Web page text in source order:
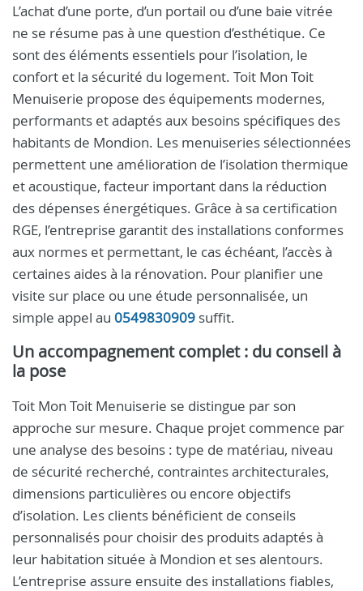
L’achat d’une porte, d’un portail ou d’une baie vitrée
ne se résume pas à une question d’esthétique. Ce
sont des éléments essentiels pour l’isolation, le
confort et la sécurité du logement. Toit Mon Toit
Menuiserie propose des équipements modernes,
performants et adaptés aux besoins spécifiques des
habitants de Mondion. Les menuiseries sélectionnées
permettent une amélioration de l’isolation thermique
et acoustique, facteur important dans la réduction
des dépenses énergétiques. Grâce à sa certification
RGE, l’entreprise garantit des installations conformes
aux normes et permettant, le cas échéant, l’accès à
certaines aides à la rénovation. Pour planifier une
visite sur place ou une étude personnalisée, un
simple appel au 0549830909 suffit.
Un accompagnement complet : du conseil à
la pose
Toit Mon Toit Menuiserie se distingue par son
approche sur mesure. Chaque projet commence par
une analyse des besoins : type de matériau, niveau
de sécurité recherché, contraintes architecturales,
dimensions particulières ou encore objectifs
d’isolation. Les clients bénéficient de conseils
personnalisés pour choisir des produits adaptés à
leur habitation située à Mondion et ses alentours.
L’entreprise assure ensuite des installations fiables,